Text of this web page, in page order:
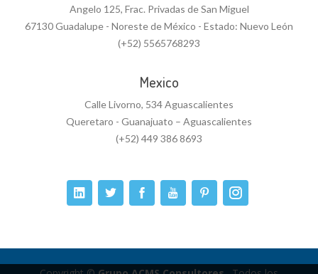
Angelo 125, Frac. Privadas de San Miguel
67130 Guadalupe - Noreste de México - Estado: Nuevo León
(+52) 5565768293
Mexico
Calle Livorno, 534 Aguascalientes
Queretaro - Guanajuato – Aguascalientes
(+52) 449 386 8693